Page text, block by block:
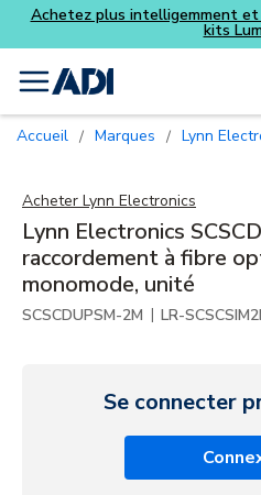
Skip
avec les
menu
Accueil / Marques / Lynn
Acheter Lynn Electronics
Lynn Electronics
raccordement à fibre
monomode, unité
SCSCDUPSM-2M | LR-
Se connecter